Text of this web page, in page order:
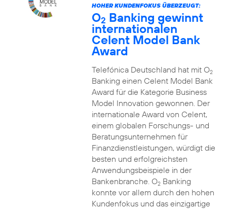
HOHER KUNDENFOKUS ÜBERZEUGT:
O2 Banking gewinnt
internationalen
Celent Model Bank
Award
Telefónica Deutschland hat mit O2
Banking einen Celent Model Bank
Award für die Kategorie Business
Model Innovation gewonnen. Der
internationale Award von Celent,
einem globalen Forschungs- und
Beratungsunternehmen für
Finanzdienstleistungen, würdigt die
besten und erfolgreichsten
Anwendungsbeispiele in der
Bankenbranche. O2Banking
konnte vor allem durch den hohen
Kundenfokus und das einzigartige